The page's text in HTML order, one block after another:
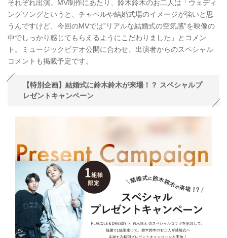
それぞれ出演。MV制作にあたり、鈴木鈴木のお二人は「ウェディ
ングソングというと、チャペルや結婚式場のイメージが強いと思
うんですけど、今回のMVでは”リアルな結婚式の空気感”を映像の
中でしっかり感じてもらえるようにこだわりました」とコメン
ト。ミュージックビデオ公開に合わせ、出演者からのスペシャル
コメントも掲載予定です。
【特別企画】結婚式に鈴木鈴木が来場！？ スペシャルプ
レゼントキャンペーン